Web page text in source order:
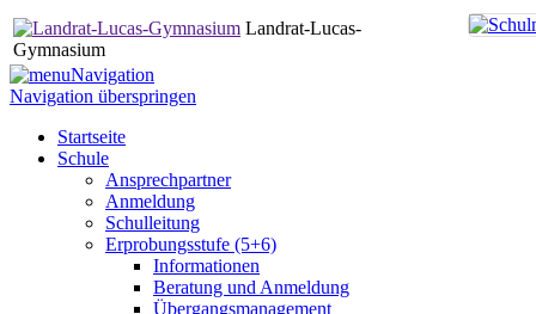
Landrat-Lucas-
Gymnasium
Navigation
Navigation überspringen
Startseite
Schule
Ansprechpartner
Anmeldung
Schulleitung
Erprobungsstufe (5+6)
Informationen
Beratung und Anmeldung
Übergangsmanagement